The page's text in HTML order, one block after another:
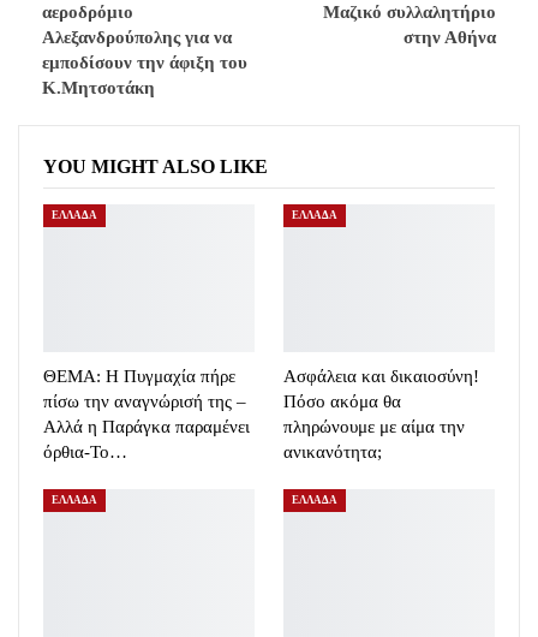
αεροδρόμιο
Αλεξανδρούπολης για να
εμποδίσουν την άφιξη του
Κ.Μητσοτάκη
Μαζικό συλλαλητήριο
στην Αθήνα
YOU MIGHT ALSO LIKE
ΕΛΛΑΔΑ
ΘΕΜΑ: Η Πυγμαχία πήρε
πίσω την αναγνώρισή της –
Αλλά η Παράγκα παραμένει
όρθια-Το…
ΕΛΛΑΔΑ
Ασφάλεια και δικαιοσύνη!
Πόσο ακόμα θα
πληρώνουμε με αίμα την
ανικανότητα;
ΕΛΛΑΔΑ ΕΛΛΑΔΑ